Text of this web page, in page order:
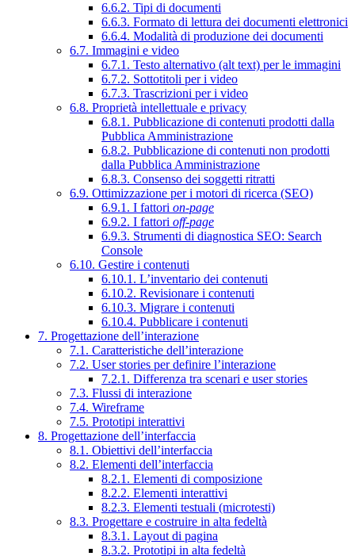
6.6.2. Tipi di documenti
6.6.3. Formato di lettura dei documenti elettronici
6.6.4. Modalità di produzione dei documenti
6.7. Immagini e video
6.7.1. Testo alternativo (alt text) per le immagini
6.7.2. Sottotitoli per i video
6.7.3. Trascrizioni per i video
6.8. Proprietà intellettuale e privacy
6.8.1. Pubblicazione di contenuti prodotti dalla
Pubblica Amministrazione
6.8.2. Pubblicazione di contenuti non prodotti
dalla Pubblica Amministrazione
6.8.3. Consenso dei soggetti ritratti
6.9. Ottimizzazione per i motori di ricerca (SEO)
6.9.1. I fattori on-page
6.9.2. I fattori off-page
6.9.3. Strumenti di diagnostica SEO: Search
Console
6.10. Gestire i contenuti
6.10.1. L’inventario dei contenuti
6.10.2. Revisionare i contenuti
6.10.3. Migrare i contenuti
6.10.4. Pubblicare i contenuti
7. Progettazione dell’interazione
7.1. Caratteristiche dell’interazione
7.2. User stories per definire l’interazione
7.2.1. Differenza tra scenari e user stories
7.3. Flussi di interazione
7.4. Wireframe
7.5. Prototipi interattivi
8. Progettazione dell’interfaccia
8.1. Obiettivi dell’interfaccia
8.2. Elementi dell’interfaccia
8.2.1. Elementi di composizione
8.2.2. Elementi interattivi
8.2.3. Elementi testuali (microtesti)
8.3. Progettare e costruire in alta fedeltà
8.3.1. Layout di pagina
8.3.2. Prototipi in alta fedeltà